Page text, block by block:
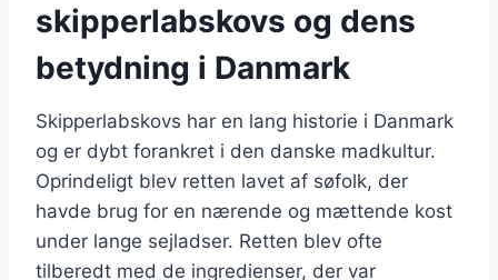
skipperlabskovs og dens
betydning i Danmark
Skipperlabskovs har en lang historie i Danmark
og er dybt forankret i den danske madkultur.
Oprindeligt blev retten lavet af søfolk, der
havde brug for en nærende og mættende kost
under lange sejladser. Retten blev ofte
tilberedt med de ingredienser, der var